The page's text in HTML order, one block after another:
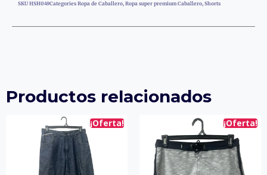
SKU HSH049Categories Ropa de Caballero, Ropa super premium Caballero, Shorts
Productos relacionados
¡Oferta! ¡Oferta!